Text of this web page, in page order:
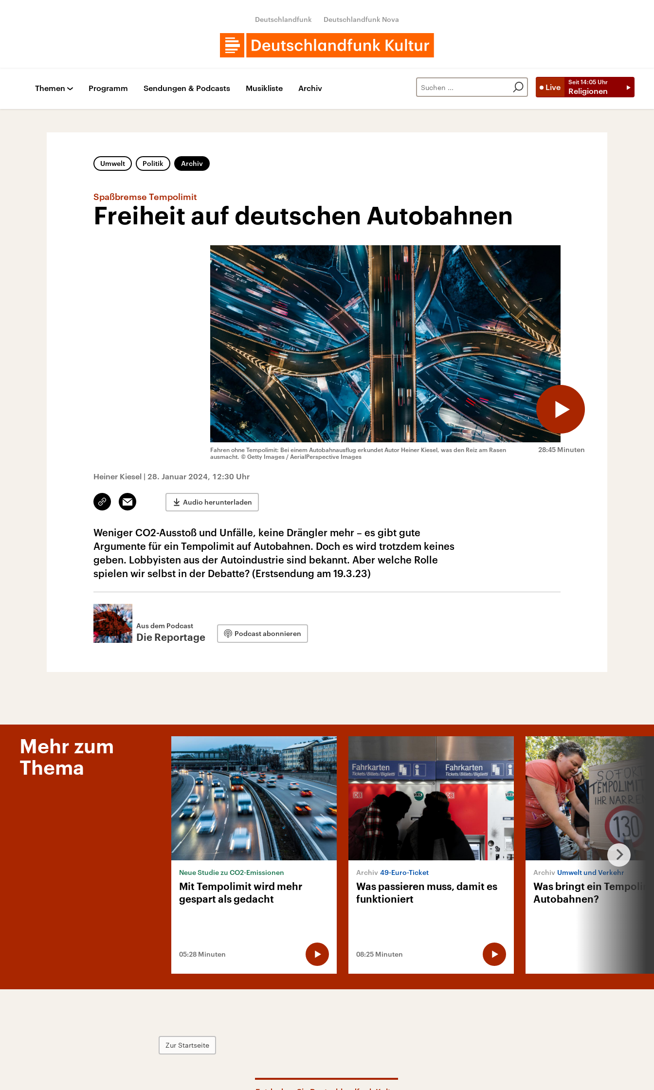
Deutschlandfunk Deutschlandfunk Nova
Live
Seit 14:05 Uhr
Religionen
Themen Programm Sendungen & Podcasts Musikliste Archiv
Umwelt Politik Archiv
Spaßbremse Tempolimit
Freiheit auf deutschen Autobahnen
28:45 Minuten
Fahren ohne Tempolimit: Bei einem Autobahnausflug erkundet Autor Heiner Kiesel, was den Reiz am Rasen
ausmacht. © Getty Images / AerialPerspective Images
Heiner Kiesel | 28. Januar 2024, 12:30 Uhr
Link
kopieren/teilen
Email Audio herunterladen
Weniger CO2-Ausstoß und Unfälle, keine Drängler mehr – es gibt gute
Argumente für ein Tempolimit auf Autobahnen. Doch es wird trotzdem keines
geben. Lobbyisten aus der Autoindustrie sind bekannt. Aber welche Rolle
spielen wir selbst in der Debatte? (Erstsendung am 19.3.23)
Aus dem Podcast
Die Reportage Podcast abonnieren
Mehr zum
Thema
Neue Studie zu CO2-Emissionen
Mit Tempolimit wird mehr
gespart als gedacht
05:28 Minuten
49-Euro-Ticket
Was passieren muss, damit es
funktioniert
08:25 Minuten
Umwelt und Verkehr
Was bringt ein
Autobahnen?
Zur Startseite